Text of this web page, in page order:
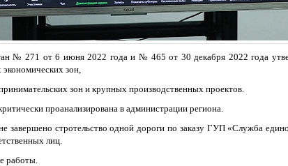
№ 271 от 6 июня 2022 года и № 465 от 30 декабря 2022 года
зон,
зон и крупных производственных проектов.
проанализирована в администрации региона.
стротельство одной дороги по заказу ГУП «Служба
лиц.
работы.